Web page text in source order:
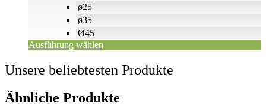
ø25
ø35
Ø45
Ausführung wählen
Unsere beliebtesten Produkte
Ähnliche Produkte